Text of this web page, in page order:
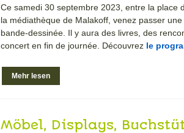
Ce samedi 30 septembre 2023, entre la place
la médiathèque de Malakoff, venez passer
bande-dessinée. Il y aura des livres, des
concert en fin de journée. Découvrez le
Mehr lesen
Möbel, Displays,